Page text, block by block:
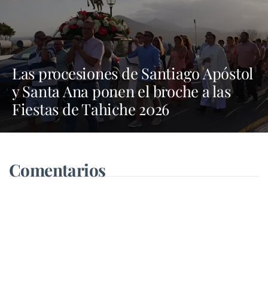
Las procesiones de Santiago Apóstol
y Santa Ana ponen el broche a las
Fiestas de Tahiche 2026
Comentarios